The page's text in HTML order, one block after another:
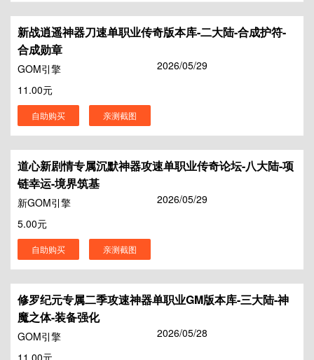
新战逍遥神器刀速单职业传奇版本库-二大陆-合成护符-
合成勋章
GOM引擎
2026/05/29
11.00元
自助购买 亲测截图
道心新剧情专属沉默神器攻速单职业传奇论坛-八大陆-项
链幸运-境界筑基
新GOM引擎
2026/05/29
5.00元
自助购买 亲测截图
修罗纪元专属二季攻速神器单职业GM版本库-三大陆-神
魔之体-装备强化
GOM引擎
2026/05/28
11.00元